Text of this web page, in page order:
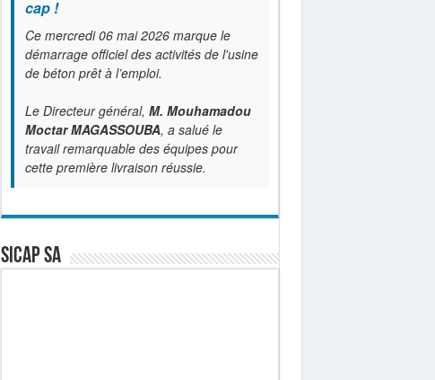
cap !
Ce mercredi 06 mai 2026 marque le
démarrage officiel des activités de l'usine
de béton prêt à l’emploi.
Le Directeur général, M. Mouhamadou
Moctar MAGASSOUBA, a salué le
travail remarquable des équipes pour
cette première livraison réussie.
SICAP SA